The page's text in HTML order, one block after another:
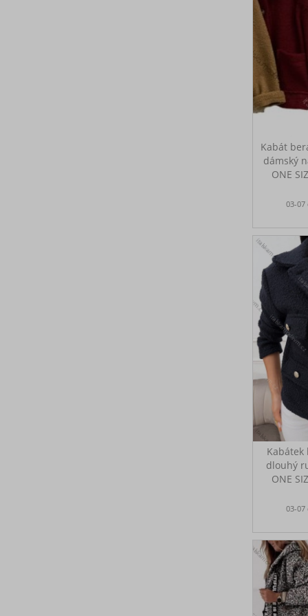
Kabát
dámský
ONE
Prsa
03-
Kabátek
dlouhý
ONE
Tento
je
ideální
vrstva
nebo
interiéru.
03-